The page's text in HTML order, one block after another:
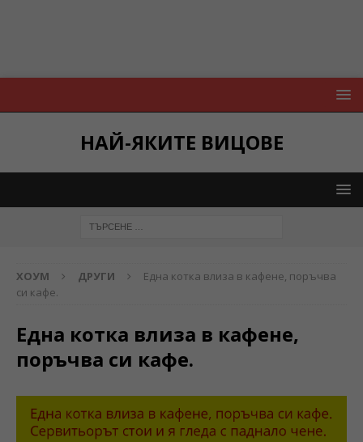
НАЙ-ЯКИТЕ ВИЦОВЕ
ХОУМ ДРУГИ
Една котка влиза в кафене, поръчва
си кафе.
Една котка влиза в кафене,
поръчва си кафе.